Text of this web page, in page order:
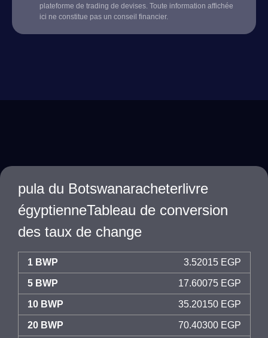
plateforme de trading de devises. Toute information affichée
ici ne constitue pas un conseil financier.
pula du Botswanaracheterlivre
égyptienneTableau de conversion
des taux de change
1 BWP 3.52015 EGP
5 BWP 17.60075 EGP
10 BWP 35.20150 EGP
20 BWP 70.40300 EGP